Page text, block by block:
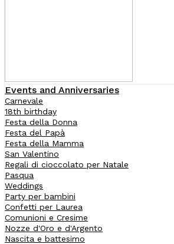
Events and Anniversaries
Carnevale
18th birthday
Festa della Donna
Festa del Papà
Festa della Mamma
San Valentino
Regali di cioccolato per Natale
Pasqua
Weddings
Party per bambini
Confetti per Laurea
Comunioni e Cresime
Nozze d'Oro e d'Argento
Nascita e battesimo